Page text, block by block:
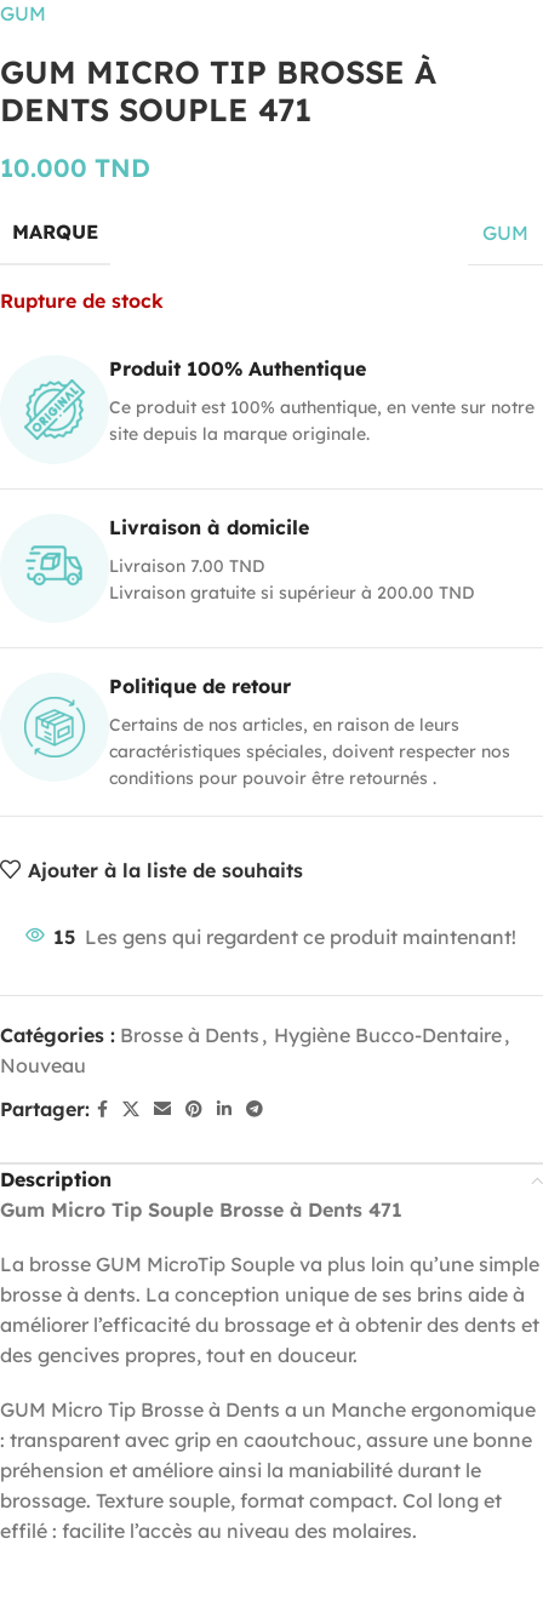
GUM
GUM MICRO TIP BROSSE À
DENTS SOUPLE 471
10.000 TND
MARQUE GUM
Rupture de stock
Produit 100% Authentique
Ce produit est 100% authentique, en vente sur notre
site depuis la marque originale.
Livraison à domicile
Livraison 7.00 TND
Livraison gratuite si supérieur à 200.00 TND
Politique de retour
Certains de nos articles, en raison de leurs
caractéristiques spéciales, doivent respecter nos
conditions pour pouvoir être retournés .
Ajouter à la liste de souhaits
15 Les gens qui regardent ce produit maintenant!
Catégories : Brosse à Dents , Hygiène Bucco-Dentaire,
Nouveau
Partager:
Description
Gum Micro Tip Souple Brosse à Dents 471
La brosse GUM MicroTip Souple va plus loin qu’une simple
brosse à dents. La conception unique de ses brins aide à
améliorer l’efficacité du brossage et à obtenir des dents et
des gencives propres, tout en douceur.
GUM Micro Tip Brosse à Dents a un Manche ergonomique
: transparent avec grip en caoutchouc, assure une bonne
préhension et améliore ainsi la maniabilité durant le
brossage. Texture souple, format compact. Col long et
effilé : facilite l’accès au niveau des molaires.